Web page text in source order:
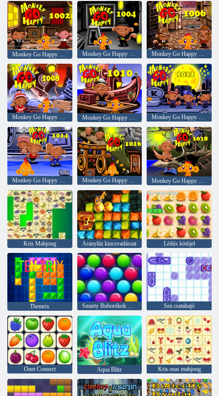
Monkey Go Happy Stage 1002 Monkey Go Happy Stage 1004 Monkey Go Happy Stage 1006
Monkey Go Happy Stage 1008 Monkey Go Happy Stage 1010 Monkey Go Happy Stage 1012
Monkey Go Happy Stage 1018
Kris Mahjong Aranyláz kincsvadászat Lédús kötőjel
Thentrix Smarty Buborékok Xmas Edition Sea csatahajó
Onet Connect Aqua Blitz Kris-mas mahjong